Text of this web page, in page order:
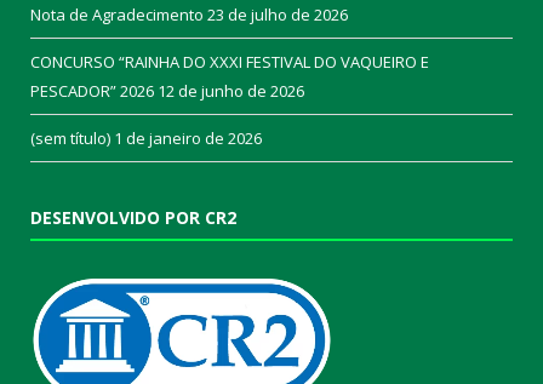
Nota de Agradecimento 23 de julho de 2026
CONCURSO “RAINHA DO XXXI FESTIVAL DO VAQUEIRO E
PESCADOR” 2026 12 de junho de 2026
(sem título) 1 de janeiro de 2026
DESENVOLVIDO POR CR2